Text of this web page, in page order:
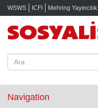
WSWS ICFI Mehring Yayıncılık
Navigation